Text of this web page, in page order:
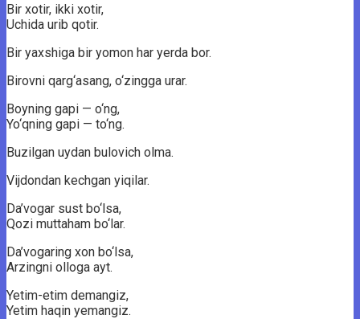
Bir xotir, ikki xotir,
Uchida urib qotir.
Bir yaxshiga bir yomon har yerda bor.
Birovni qarg‘asang, o‘zingga urar.
Boyning gapi — o‘ng,
Yo‘qning gapi — to‘ng.
Buzilgan uydan bulovich olma.
Vijdondan kechgan yiqilar.
Da’vogar sust bo‘lsa,
Qozi muttaham bo‘lar.
Da’vogaring xon bo‘lsa,
Arzingni olloga ayt.
Yetim-etim demangiz,
Yetim haqin yemangiz.